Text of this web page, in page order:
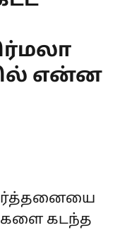
என்ன
கடந்த